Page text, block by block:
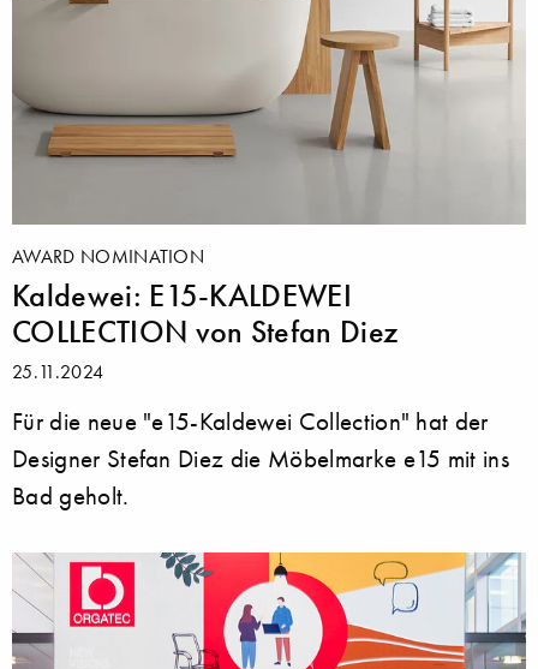
AWARD NOMINATION
Kaldewei: E15-KALDEWEI
COLLECTION von Stefan Diez
25.11.2024
Für die neue "e15-Kaldewei Collection" hat der
Designer Stefan Diez die Möbelmarke e15 mit ins
Bad geholt.